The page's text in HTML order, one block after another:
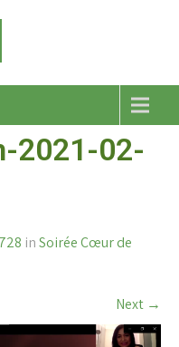
2021-02-
inSoirée Cœur de
Next →